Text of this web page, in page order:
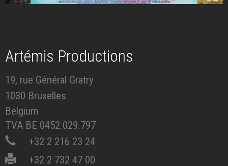
Artémis Productions
19, rue Général Gratry
1030 Bruxelles
Belgium
TVA BE 0452.029.797
+32 2 216 23 24
+32 2 732 47 00